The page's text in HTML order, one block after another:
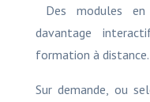
Des modules
davantage
formation à distance.
Sur demande, ou